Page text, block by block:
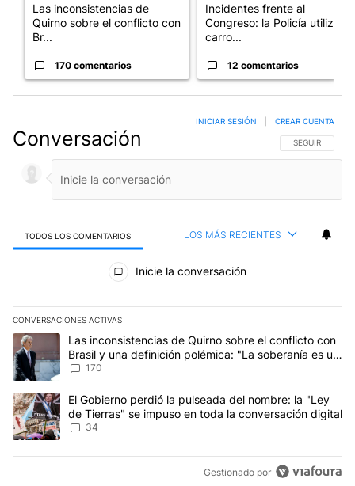
Las inconsistencias de
Quirno sobre el conflicto con
Br...
170 comentarios
Incidentes frente al
Congreso: la Policía utiliza
carro...
12 comentarios
Conversación SIGA ESTA
SEGUIR
INICIAR SESIÓN CREAR CUENTA
TODOS LOS COMENTARIOS LOS MÁS RECIENTES
Todos los comentarios
Inicie la conversación
CONVERSACIONES ACTIVAS
Este listado muestra los artículos con más comentarios en los
Un artículo de tendencia con el título "Las inconsistencias de
Las inconsistencias de Quirno sobre el conflicto con
Brasil y una definición polémica: "La soberanía es un
concepto antiguo"
170
Un artículo de tendencia con el título "El Gobierno perdió la
El Gobierno perdió la pulseada del nombre: la "Ley
de Tierras" se impuso en toda la conversación digital
34
Gestionado por